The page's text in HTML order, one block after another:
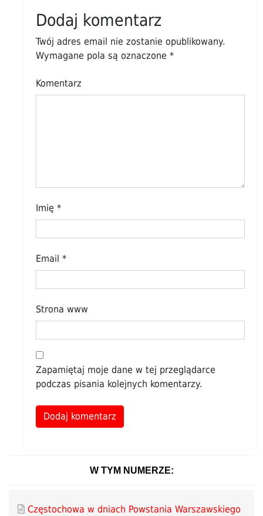
Dodaj komentarz
Twój adres email nie zostanie opublikowany.
Wymagane pola są oznaczone *
Komentarz
Imię *
Email *
Strona www
Zapamiętaj moje dane w tej przeglądarce
podczas pisania kolejnych komentarzy.
W TYM NUMERZE:
Częstochowa w dniach Powstania Warszawskiego